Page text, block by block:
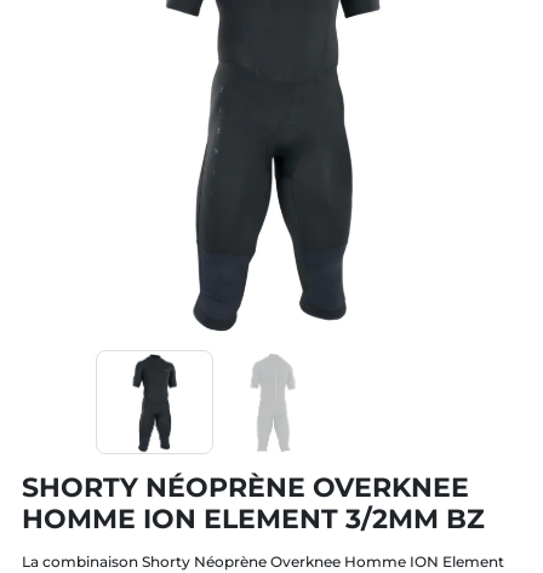
SHORTY NÉOPRÈNE OVERKNEE
HOMME ION ELEMENT 3/2MM BZ
La combinaison Shorty Néoprène Overknee Homme ION Element